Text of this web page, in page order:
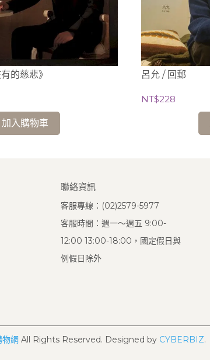
的慈悲》
加入購物車
呂允 / 回郵
NT$228
聯絡資訊
客服專線：(02)2579-5977
客服時間：週一～週五 9:00-
12:00 13:00-18:00，國定假日與
例假日除外
物網 All Rights Reserved. Designed by CYBERBIZ.